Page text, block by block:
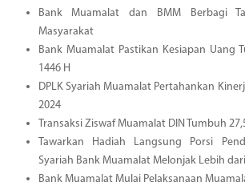
Bank Muamalat dan BMM Berbagi
Masyarakat
Bank Muamalat Pastikan Kesiapan Uang
1446 H
DPLK Syariah Muamalat Pertahankan
2024
Transaksi Ziswaf Muamalat DIN Tumbuh
Tawarkan Hadiah Langsung Porsi
Syariah Bank Muamalat Melonjak Lebih
Bank Muamalat Mulai Pelaksanaan